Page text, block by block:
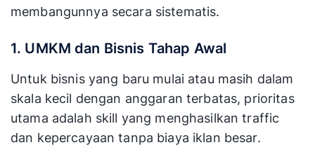
membangunnya secara sistematis.
1. UMKM dan Bisnis Tahap Awal
Untuk bisnis yang baru mulai atau masih dalam
skala kecil dengan anggaran terbatas, prioritas
utama adalah skill yang menghasilkan traffic
dan kepercayaan tanpa biaya iklan besar.